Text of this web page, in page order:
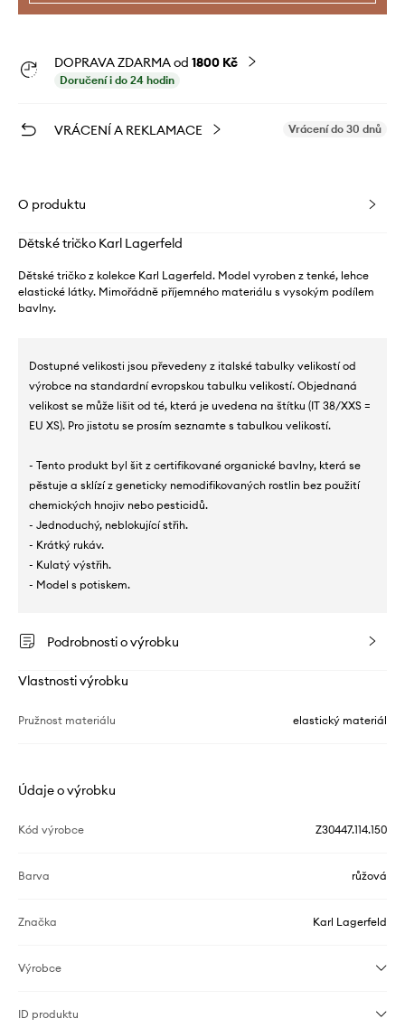
DOPRAVA ZDARMA od 1800 Kč
Doručení i do 24 hodin
VRÁCENÍ A REKLAMACE Vrácení do 30 dnů
O produktu
Dětské tričko Karl Lagerfeld
Dětské tričko z kolekce Karl Lagerfeld. Model vyroben z tenké, lehce
elastické látky. Mimořádně příjemného materiálu s vysokým podílem
bavlny.
Dostupné velikosti jsou převedeny z italské tabulky velikostí od
výrobce na standardní evropskou tabulku velikostí. Objednaná
velikost se může lišit od té, která je uvedena na štítku (IT 38/XXS =
EU XS). Pro jistotu se prosím seznamte s tabulkou velikostí.
- Tento produkt byl šit z certifikované organické bavlny, která se
pěstuje a sklízí z geneticky nemodifikovaných rostlin bez použití
chemických hnojiv nebo pesticidů.
- Jednoduchý, neblokující střih.
- Krátký rukáv.
- Kulatý výstřih.
- Model s potiskem.
Podrobnosti o výrobku
Vlastnosti výrobku
Pružnost materiálu elastický materiál
Údaje o výrobku
Kód výrobce Z30447.114.150
Barva růžová
Značka Karl Lagerfeld
Výrobce
ID produktu